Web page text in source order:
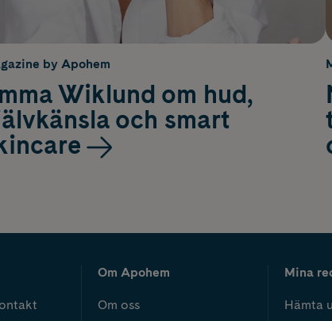
by Apohem
Wiklund om hud,
och smart
Om Apohem
Om oss
Mina
Hämta